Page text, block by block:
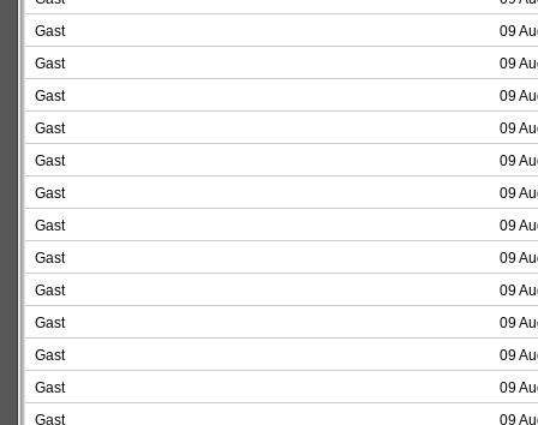
Gast
09
Gast
09
Gast
09
Gast
09
Gast
09
Gast
09
Gast
09
Gast
09
Gast
09
Gast
09
Gast
09
Gast
09
Gast
09